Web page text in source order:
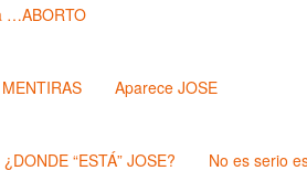
…ABORTO
Aparece JOSE
¿DONDE “ESTÁ” JOSE? No es serio